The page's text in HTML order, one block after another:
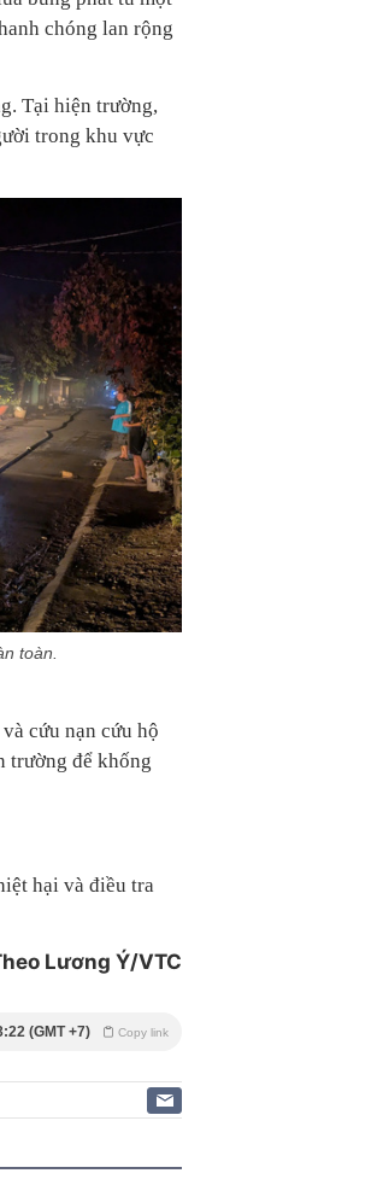
chóng lan rộng
Tại hiện trường,
trong khu vực
toàn.
cứu nạn cứu hộ
trường để khống
hại và điều tra
Lương Ý/VTC
Copy link
(GMT +7)